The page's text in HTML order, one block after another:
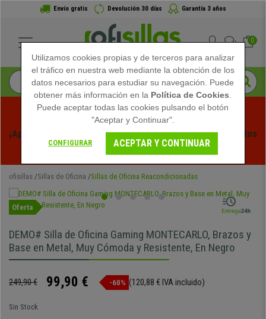
Envío gratis Devolución 30 días Garantía 3 años
0
¡Aprovecha las Rebajas de Verano en Ofisillas! Descuentos
Exclusivos por Tiempo Limitado - Ver Promo
ofisillas Sillas de Oficina Sillas de Oficina Reacondicionadas
Oferta
DEMO# Silla de Oficina Gaming MONTECARLO, Brazos y
Base en Metal, Muy Cómoda y Resistente, En Negro
249,90 € 99,90 € -60% (120,88 € IVA incluido)
Sin Stock
Utilizamos cookies propias y de terceros para analizar
el tráfico en nuestra web mediante la obtención de los
datos necesarios para estudiar su navegación. Puede
obtener más información en la Política de Cookies
Puede aceptar todas las cookies pulsando el botón
"Aceptar y Continuar".
CONFIGURAR ACEPTAR Y CONTINUAR